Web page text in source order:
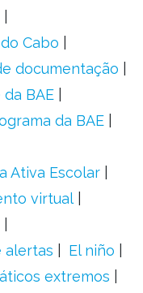
Cabo
documentação
BAE
da BAE
Ativa Escolar
virtual
alertas
El niño
extremos